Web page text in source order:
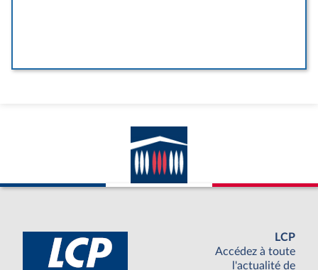
LCP
Accédez à toute
l'actualité de